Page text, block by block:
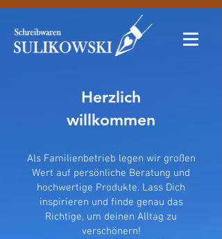
Herzlich
willkommen
Als Familienbetrieb legen wir großen
Wert auf persönliche Beratung und
hochwertige Produkte. Lass Dich
inspirieren und finde genau das
Richtige, um deinen Alltag zu
verschönern!